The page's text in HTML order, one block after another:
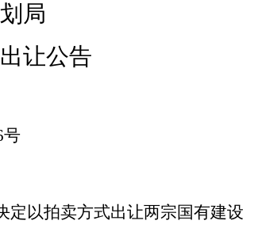
局
让公告
号
定以拍卖方式出让两宗国有建设